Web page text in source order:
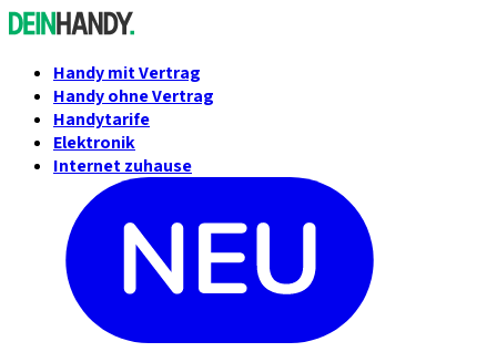
Handy mit Vertrag
Handy ohne Vertrag
Handytarife
Elektronik
Internet zuhause